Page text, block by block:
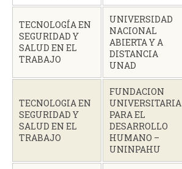
TECNOLOGÍA EN
SEGURIDAD Y
SALUD EN EL
TRABAJO
UNIVERSIDAD
NACIONAL
ABIERTA Y A
DISTANCIA
UNAD
TECNOLOGIA EN
SEGURIDAD Y
SALUD EN EL
TRABAJO
FUNDACION
UNIVERSITARIA
PARA EL
DESARROLLO
HUMANO –
UNINPAHU